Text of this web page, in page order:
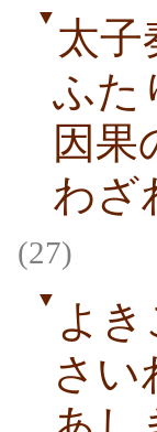
▼ 太子
ふた
因果
わざ
(27)
▼ よ
さい